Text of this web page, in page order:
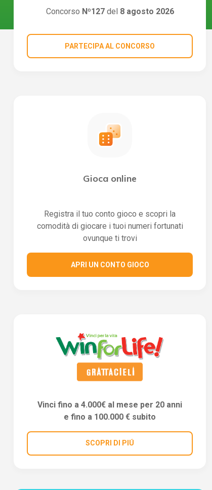
Concorso Nº127del 8 agosto 2026
PARTECIPA AL CONCORSO
Gioca online
Registra il tuo conto gioco e scopri la
comodità di giocare i tuoi numeri fortunati
ovunque ti trovi
APRI UN CONTO GIOCO
Vinci fino a 4.000€ al mese per 20 anni
e fino a 100.000 € subito
SCOPRI DI PIÚ